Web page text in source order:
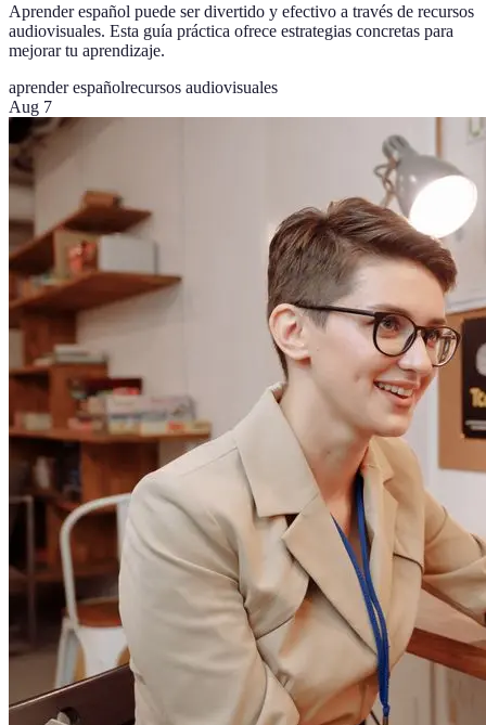
Aprender español puede ser divertido y efectivo a través de recursos
audiovisuales. Esta guía práctica ofrece estrategias concretas para
mejorar tu aprendizaje.
aprender españolrecursos audiovisuales
Aug 7